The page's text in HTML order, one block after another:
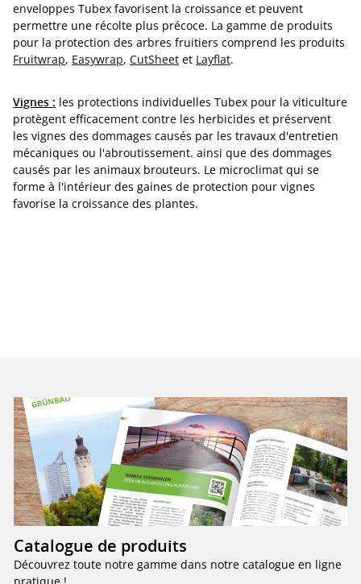
enveloppes Tubex favorisent la croissance et peuvent
permettre une récolte plus précoce. La gamme de produits
pour la protection des arbres fruitiers comprend les produits
Fruitwrap, Easywrap, CutSheet et Layflat.
Vignes : les protections individuelles Tubex pour la viticulture
protègent efficacement contre les herbicides et préservent
les vignes des dommages causés par les travaux d'entretien
mécaniques ou l'abroutissement. ainsi que des dommages
causés par les animaux brouteurs. Le microclimat qui se
forme à l'intérieur des gaines de protection pour vignes
favorise la croissance des plantes.
Catalogue de produits
Découvrez toute notre gamme dans notre catalogue en ligne